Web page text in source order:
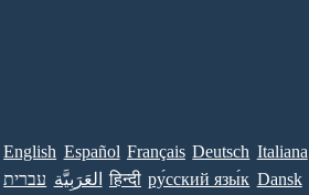
English Español Français Deutsch Italiana
עברית العَرَبِيَّة हिन्दी ру́сский язы́к Dansk